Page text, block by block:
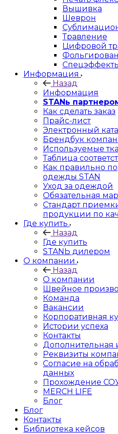
Вышивка
Шеврон
Травление
Цифровой
Информация
Назад
Информация
STANь
Как сделать заказ
Прайс-лист
Электронный
Брендбук
Используемые
Таблица
Как правильно
одежды STAN
Уход за одеждой
Обязательная
Стандарт
продукции по
Где купить
Назад
Где купить
STANЬ дилером
О компании
Назад
О компании
Швейное
Команда
Вакансии
Корпоративная
Истории успеха
Контакты
Реквизиты
Согласие на
данных
Прохождение
MERCH LIFE
Блог
Блог
Контакты
Библиотека кейсов